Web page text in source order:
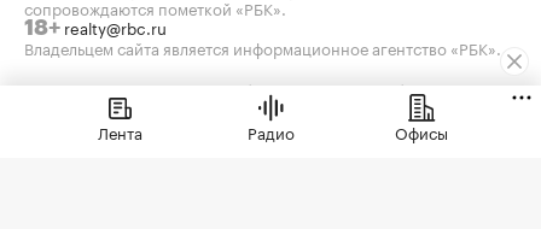
сопровождаются пометкой «РБК».
18+ realty@rbc.ru
Владельцем сайта является информационное агентство «РБК».
Мосбиржа
Санкт-Петербургская
Индексы облигаций предоставлены Cbonds.
Лента Радио Офисы